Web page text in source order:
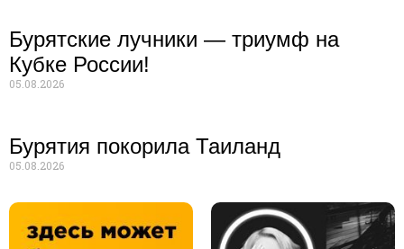
Бурятские лучники — триумф на
Кубке России!
05.08.2026
Бурятия покорила Таиланд
05.08.2026